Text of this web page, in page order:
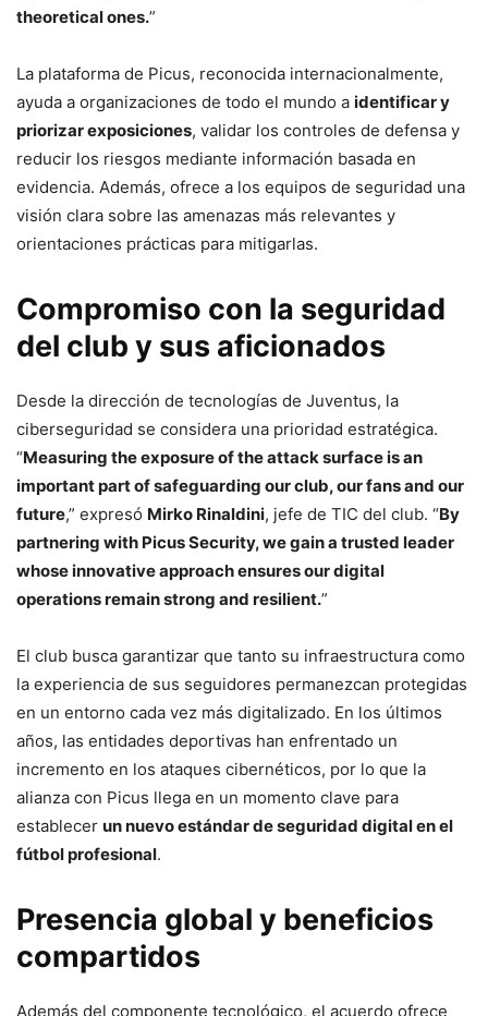
theoretical ones.”
La plataforma de Picus, reconocida internacionalmente,
ayuda a organizaciones de todo el mundo a identificar y
priorizar exposiciones, validar los controles de defensa y
reducir los riesgos mediante información basada en
evidencia. Además, ofrece a los equipos de seguridad una
visión clara sobre las amenazas más relevantes y
orientaciones prácticas para mitigarlas.
Compromiso con la seguridad
del club y sus aficionados
Desde la dirección de tecnologías de Juventus, la
ciberseguridad se considera una prioridad estratégica.
“Measuring the exposure of the attack surface is an
important part of safeguarding our club, our fans and our
future,” expresó Mirko Rinaldini, jefe de TIC del club. “By
partnering with Picus Security, we gain a trusted leader
whose innovative approach ensures our digital
operations remain strong and resilient.”
El club busca garantizar que tanto su infraestructura como
la experiencia de sus seguidores permanezcan protegidas
en un entorno cada vez más digitalizado. En los últimos
años, las entidades deportivas han enfrentado un
incremento en los ataques cibernéticos, por lo que la
alianza con Picus llega en un momento clave para
establecer un nuevo estándar de seguridad digital en el
fútbol profesional.
Presencia global y beneficios
compartidos
Además del componente tecnológico, el acuerdo ofrece